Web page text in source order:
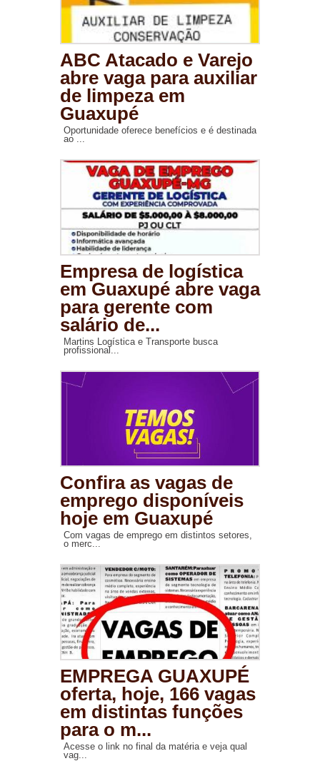
ABC Atacado e Varejo
abre vaga para auxiliar
de limpeza em
Guaxupé
Oportunidade oferece benefícios e é destinada
ao ...
Empresa de logística
em Guaxupé abre vaga
para gerente com
salário de...
Martins Logística e Transporte busca
profissional...
Confira as vagas de
emprego disponíveis
hoje em Guaxupé
Com vagas de emprego em distintos setores,
o merc...
EMPREGA GUAXUPÉ
oferta, hoje, 166 vagas
em distintas funções
para o m...
Acesse o link no final da matéria e veja qual
vag...